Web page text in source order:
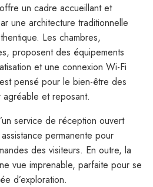
un cadre accueillant et
une architecture traditionnelle
Les chambres,
proposent des équipements
et une connexion Wi-Fi
pensé pour le bien-être des
agréable et reposant.
service de réception ouvert
permanente pour
des visiteurs. En outre, la
vue imprenable, parfaite pour se
d’exploration.